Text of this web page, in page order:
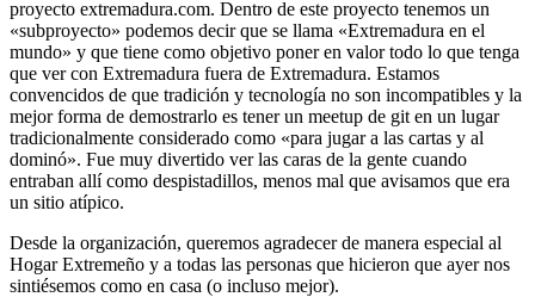
proyecto extremadura.com. Dentro de este proyecto tenemos un
«subproyecto» podemos decir que se llama «Extremadura en el
mundo» y que tiene como objetivo poner en valor todo lo que tenga
que ver con Extremadura fuera de Extremadura. Estamos
convencidos de que tradición y tecnología no son incompatibles y la
mejor forma de demostrarlo es tener un meetup de git en un lugar
tradicionalmente considerado como «para jugar a las cartas y al
dominó». Fue muy divertido ver las caras de la gente cuando
entraban allí como despistadillos, menos mal que avisamos que era
un sitio atípico.
Desde la organización, queremos agradecer de manera especial al
Hogar Extremeño y a todas las personas que hicieron que ayer nos
sintiésemos como en casa (o incluso mejor).